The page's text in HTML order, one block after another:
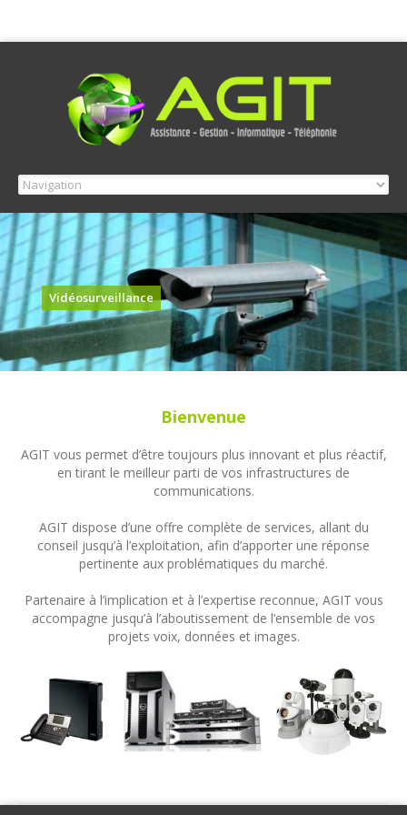
Vidéosurveillance
Bienvenue
AGIT vous permet d’être toujours plus innovant et plus réactif,
en tirant le meilleur parti de vos infrastructures de
communications.
AGIT dispose d’une offre complète de services, allant du
conseil jusqu’à l’exploitation, afin d’apporter une réponse
pertinente aux problématiques du marché.
Partenaire à l’implication et à l’expertise reconnue, AGIT vous
accompagne jusqu’à l’aboutissement de l’ensemble de vos
projets voix, données et images.